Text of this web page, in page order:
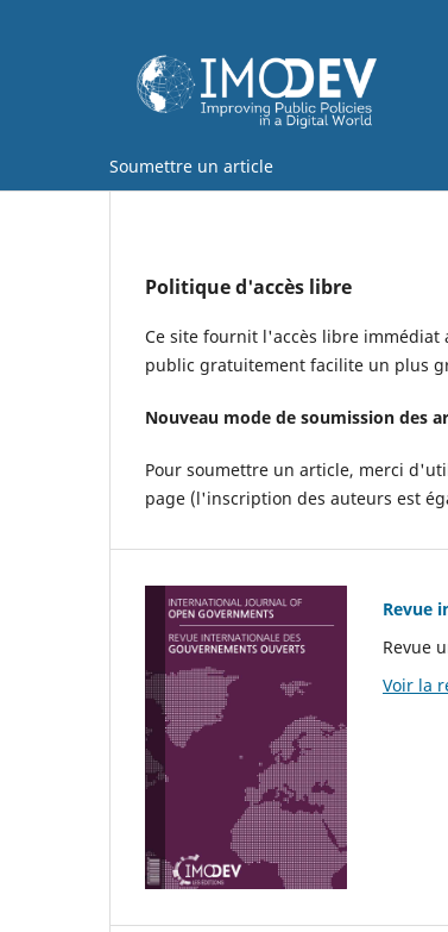
Soumettre un article
Politique d'accès libre
Ce site fournit l'accès libre immédiat
public gratuitement facilite un plus
Nouveau mode de soumission des
Pour soumettre un article, merci
page (l'inscription des auteurs est
Revue
Revue
Voir la